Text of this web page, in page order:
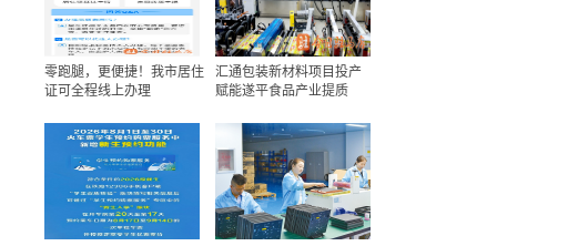
零跑腿，更便捷！我市居住
证可全程线上办理
汇通包装新材料项目投产
赋能遂平食品产业提质